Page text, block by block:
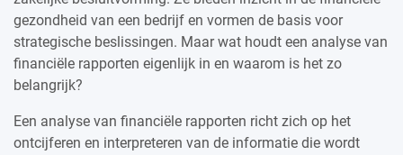
gezondheid van een bedrijf en vormen de basis voor
strategische beslissingen. Maar wat houdt een analyse van
financiële rapporten eigenlijk in en waarom is het zo
belangrijk?
Een analyse van financiële rapporten richt zich op het
ontcijferen en interpreteren van de informatie die wordt